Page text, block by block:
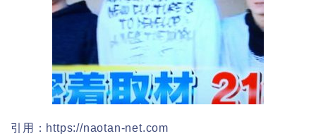
引用：https://naotan-net.com